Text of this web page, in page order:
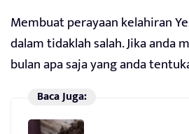
Membuat perayaan kelahiran
dalam tidaklah salah. Jika anda
bulan apa saja yang anda
Baca Juga: